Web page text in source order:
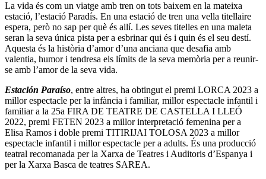
La vida és com un viatge amb tren on tots baixem en la mateixa
estació, l’estació Paradís. En una estació de tren una vella titellaire
espera, però no sap per què és allí. Les seves titelles en una maleta
seran la seva única pista per a esbrinar qui és i quin és el seu destí.
Aquesta és la història d’amor d’una anciana que desafia amb
valentia, humor i tendresa els límits de la seva memòria per a reunir-
se amb l’amor de la seva vida.
Estación Paraíso, entre altres, ha obtingut el premi LORCA 2023 a
millor espectacle per la infància i familiar, millor espectacle infantil i
familiar a la 25a FIRA DE TEATRE DE CASTELLA I LLEÓ
2022, premi FETEN 2023 a millor interpretació femenina per a
Elisa Ramos i doble premi TITIRIJAI TOLOSA 2023 a millor
espectacle infantil i millor espectacle per a adults. És una producció
teatral recomanada per la Xarxa de Teatres i Auditoris d’Espanya i
per la Xarxa Basca de teatres SAREA.